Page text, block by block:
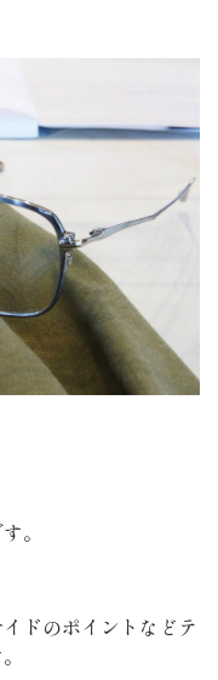
。
ドのポイントなどテ